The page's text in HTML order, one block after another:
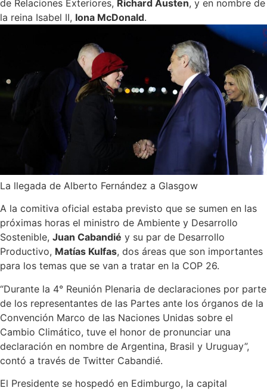
de Relaciones Exteriores, Richard Austen, y en nombre de
la reina Isabel II, Iona McDonald.
La llegada de Alberto Fernández a Glasgow
A la comitiva oficial estaba previsto que se sumen en las
próximas horas el ministro de Ambiente y Desarrollo
Sostenible, Juan Cabandié y su par de Desarrollo
Productivo, Matías Kulfas, dos áreas que son importantes
para los temas que se van a tratar en la COP 26.
“Durante la 4° Reunión Plenaria de declaraciones por parte
de los representantes de las Partes ante los órganos de la
Convención Marco de las Naciones Unidas sobre el
Cambio Climático, tuve el honor de pronunciar una
declaración en nombre de Argentina, Brasil y Uruguay”,
contó a través de Twitter Cabandié.
El Presidente se hospedó en Edimburgo, la capital